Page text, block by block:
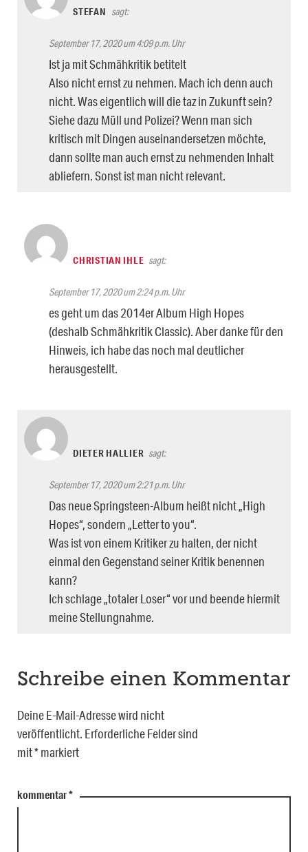
STEFAN sagt:
September 17, 2020 um 4:09 p.m. Uhr
Ist ja mit Schmähkritik betitelt
Also nicht ernst zu nehmen. Mach ich denn auch
nicht. Was eigentlich will die taz in Zukunft sein?
Siehe dazu Müll und Polizei? Wenn man sich
kritisch mit Dingen auseinandersetzen möchte,
dann sollte man auch ernst zu nehmenden Inhalt
abliefern. Sonst ist man nicht relevant.
CHRISTIAN IHLE sagt:
September 17, 2020 um 2:24 p.m. Uhr
es geht um das 2014er Album High Hopes
(deshalb Schmähkritik Classic). Aber danke für den
Hinweis, ich habe das noch mal deutlicher
herausgestellt.
DIETER HALLIER sagt:
September 17, 2020 um 2:21 p.m. Uhr
Das neue Springsteen-Album heißt nicht „High
Hopes“, sondern „Letter to you“.
Was ist von einem Kritiker zu halten, der nicht
einmal den Gegenstand seiner Kritik benennen
kann?
Ich schlage „totaler Loser“ vor und beende hiermit
meine Stellungnahme.
Schreibe einen Kommentar
Deine E-Mail-Adresse wird nicht
veröffentlicht. Erforderliche Felder sind
mit*markiert
kommentar*